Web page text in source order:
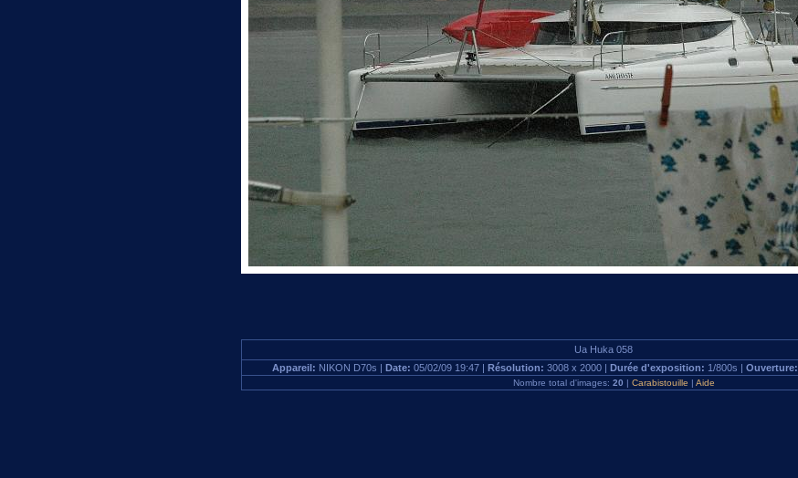
Ua Huka 058
Appareil: NIKON D70s | Date: 05/02/09 19:47 | Résolution: 3008 x 2000 | Durée d'exposition: 1/800s | Ouverture:
Nombre total d'images: 20 | Carabistouille | Aide